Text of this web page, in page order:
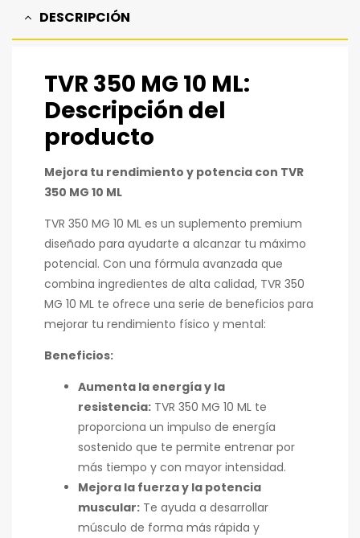
DESCRIPCIÓN
TVR 350 MG 10 ML:
Descripción del
producto
Mejora tu rendimiento y potencia con TVR
350 MG 10 ML
TVR 350 MG 10 ML es un suplemento premium
diseñado para ayudarte a alcanzar tu máximo
potencial. Con una fórmula avanzada que
combina ingredientes de alta calidad, TVR 350
MG 10 ML te ofrece una serie de beneficios para
mejorar tu rendimiento físico y mental:
Beneficios:
Aumenta la energía y la
resistencia: TVR 350 MG 10 ML te
proporciona un impulso de energía
sostenido que te permite entrenar por
más tiempo y con mayor intensidad.
Mejora la fuerza y la potencia
muscular: Te ayuda a desarrollar
músculo de forma más rápida y